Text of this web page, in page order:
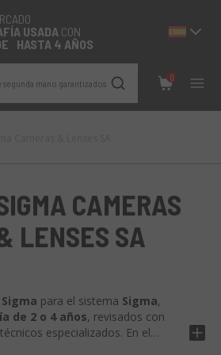
USADA CON
HASTA 4 AÑOS
mano garantizados
0
CAMERAS
LENSES SA
para el sistema Sigma,
de 2 o 4 años, revisados con
especializados. En el